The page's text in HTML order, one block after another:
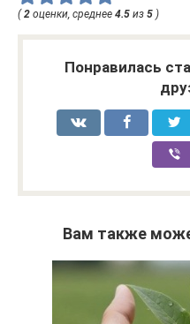
( 2 оценки, среднее 4.5 из 5 )
Понравилась
Вам также